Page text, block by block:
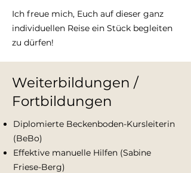
Ich freue mich, Euch auf dieser ganz
individuellen Reise ein Stück begleiten
zu dürfen!
Weiterbildungen /
Fortbildungen
Diplomierte Beckenboden-Kursleiterin
(BeBo)
Effektive manuelle Hilfen (Sabine
Friese-Berg)